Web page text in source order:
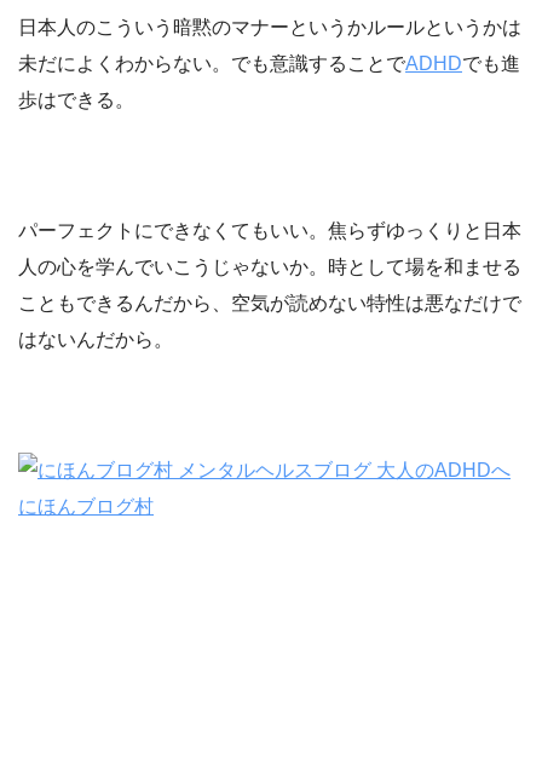
日本人のこういう暗黙のマナーというかルールというかは
未だによくわからない。でも意識することでADHDでも進
歩はできる。
パーフェクトにできなくてもいい。焦らずゆっくりと日本
人の心を学んでいこうじゃないか。時として場を和ませる
こともできるんだから、空気が読めない特性は悪なだけで
はないんだから。
にほんブログ村